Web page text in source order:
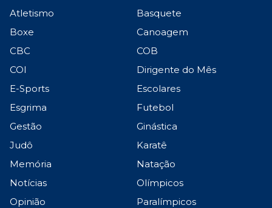
Atletismo
Basquete
Boxe
Canoagem
CBC
COB
COI
Dirigente do Mês
E-Sports
Escolares
Esgrima
Futebol
Gestão
Ginástica
Judô
Karatê
Memória
Natação
Notícias
Olímpicos
Opinião
Paralímpicos